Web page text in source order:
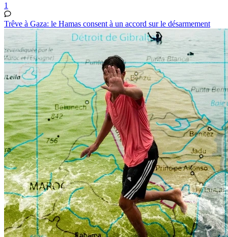
1
Trêve à Gaza: le Hamas consent à un accord sur le désarmement